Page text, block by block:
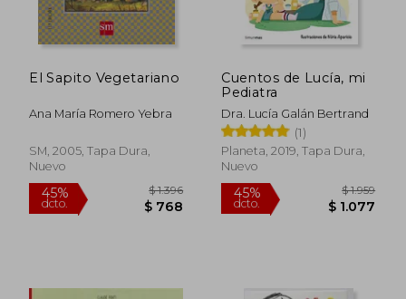
El Sapito Vegetariano
Ana María Romero Yebra
SM, 2005, Tapa Dura,
Nuevo
Cuentos de Lucía, mi
Pediatra
Dra. Lucía Galán Bertrand
(1)
Planeta, 2019, Tapa Dura,
Nuevo